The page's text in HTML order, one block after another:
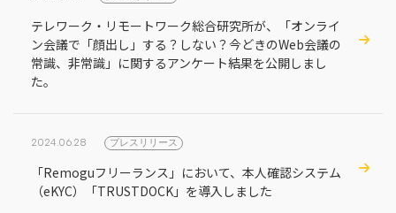
免責事項
社員の声
事例紹介
テレリモ総研
テレワーク・リモートワーク総合研究所が、「オンライ
ン会議で「顔出し」する？しない？今どきのWeb会議の
常識、非常識」に関するアンケート結果を公開しまし
た。
2024.06.28 プレスリリース
「Remoguフリーランス」において、本人確認システム
（eKYC）「TRUSTDOCK」を導入しました